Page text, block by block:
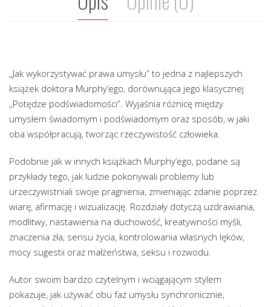
„Jak wykorzystywać prawa umysłu” to jedna z najlepszych
książek doktora Murphy’ego, dorównująca jego klasycznej
,,Potędze podświadomości”. Wyjaśnia różnicę między
umysłem świadomym i podświadomym oraz sposób, w jaki
oba współpracują, tworząc rzeczywistość człowieka.
Podobnie jak w innych książkach Murphy’ego, podane są
przykłady tego, jak ludzie pokonywali problemy lub
urzeczywistniali swoje pragnienia, zmieniając zdanie poprzez
wiarę, afirmację i wizualizację. Rozdziały dotyczą uzdrawiania,
modlitwy, nastawienia na duchowość, kreatywności myśli,
znaczenia zła, sensu życia, kontrolowania własnych lęków,
mocy sugestii oraz małżeństwa, seksu i rozwodu.
Autor swoim bardzo czytelnym i wciągającym stylem
pokazuje, jak używać obu faz umysłu synchronicznie,